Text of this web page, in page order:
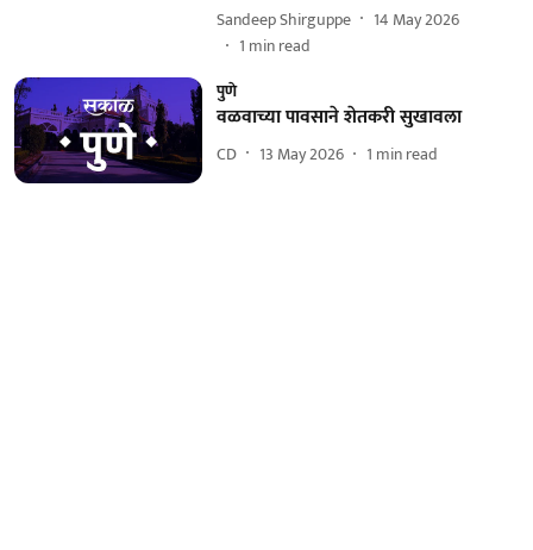
Sandeep Shirguppe
14 May 2026
1 min read
पुणे
वळवाच्या पावसाने शेतकरी सुखावला
CD 13 May 2026 1 min read